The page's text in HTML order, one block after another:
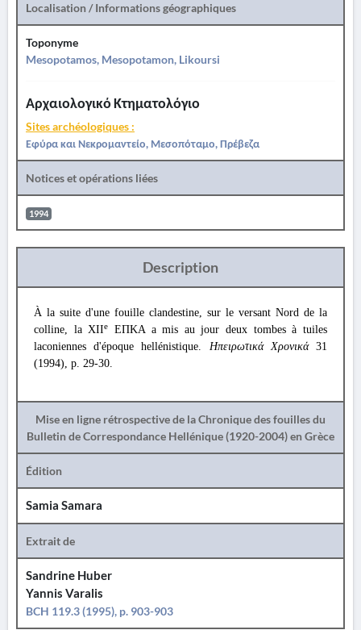
Localisation / Informations géographiques
Toponyme
Mesopotamos, Mesopotamon, Likoursi
Αρχαιολογικό Κτηματολόγιο
Sites archéologiques :
Εφύρα και Νεκρομαντείο, Μεσοπόταμο, Πρέβεζα
Notices et opérations liées
1994
Description
À la suite d'une fouille clandestine, sur le versant Nord de la
colline, la XIIe
ΕΠΚΑ a mis au jour deux tombes à tuiles
laconiennes d'époque hellénistique. Ηπειρωτικά Χρονικά31
(1994), p. 29-30.
Mise en ligne rétrospective de la Chronique des fouilles du
Bulletin de Correspondance Hellénique (1920-2004) en Grèce
Édition
Samia Samara
Extrait de
Sandrine Huber
Yannis Varalis
BCH 119.3 (1995), p. 903-903